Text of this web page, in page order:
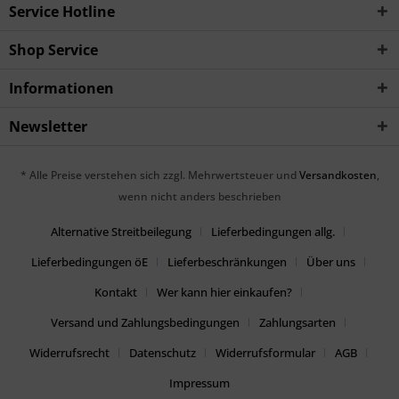
Service Hotline
Shop Service
Informationen
Newsletter
* Alle Preise verstehen sich zzgl. Mehrwertsteuer und Versandkosten,
wenn nicht anders beschrieben
Alternative Streitbeilegung
Lieferbedingungen allg.
Lieferbedingungen öE
Lieferbeschränkungen
Über uns
Kontakt
Wer kann hier einkaufen?
Versand und Zahlungsbedingungen
Zahlungsarten
Widerrufsrecht
Datenschutz Widerrufsformular
AGB
Impressum